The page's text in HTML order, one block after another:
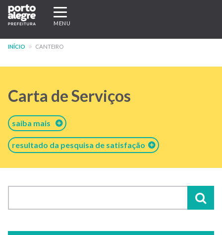
Pular
para
conteúdo
Expandir/recolher
navegação
MENU
INÍCIO CANTEIRO
Carta de Serviços
saiba mais
resultado da pesquisa de satisfação